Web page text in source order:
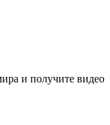
и получите видео